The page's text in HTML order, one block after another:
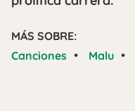
MÁS SOBRE:
Canciones • Malu •